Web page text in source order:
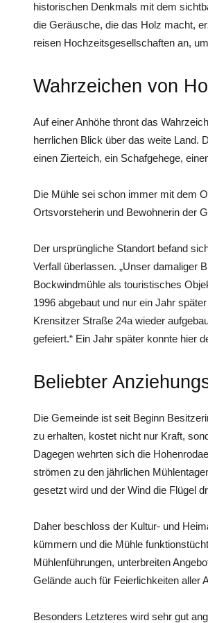
historischen Denkmals mit dem
die Geräusche, die das Holz macht,
reisen Hochzeitsgesellschaften an,
Wahrzeichen von
Auf einer Anhöhe thront das
herrlichen Blick über das weite Land.
einen Zierteich, ein Schafgehege,
Die Mühle sei schon immer mit dem
Ortsvorsteherin und Bewohnerin der
Der ursprüngliche Standort befand
Verfall überlassen. „Unser damaliger
Bockwindmühle als touristisches
1996 abgebaut und nur ein Jahr
Krensitzer Straße 24a wieder
gefeiert.“ Ein Jahr später konnte hier
Beliebter
Die Gemeinde ist seit Beginn
zu erhalten, kostet nicht nur Kraft,
Dagegen wehrten sich die
strömen zu den jährlichen
gesetzt wird und der Wind die Flügel
Daher beschloss der Kultur- und
kümmern und die Mühle
Mühlenführungen, unterbreiten
Gelände auch für Feierlichkeiten aller
Besonders Letzteres wird sehr gut